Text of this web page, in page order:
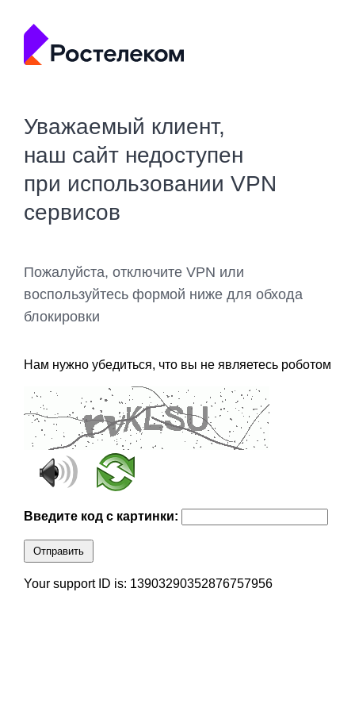
Уважаемый клиент,
наш сайт недоступен
при использовании VPN
сервисов
Пожалуйста, отключите VPN или
воспользуйтесь формой ниже для обхода
блокировки
Нам нужно убедиться, что вы не являетесь роботом
Введите код с картинки:
Отправить
Your support ID is: 13903290352876757956